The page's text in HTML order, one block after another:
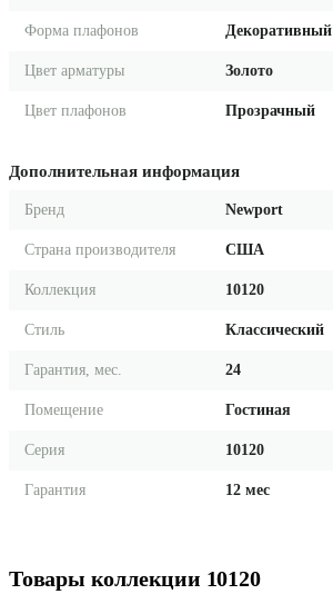
Форма плафонов Декоративный
Цвет арматуры Золото
Цвет плафонов Прозрачный
Дополнительная информация
Бренд Newport
Страна производителя США
Коллекция 10120
Стиль Классический
Гарантия, мес. 24
Помещение Гостиная
Серия 10120
Гарантия 12 мес
Товары коллекции 10120